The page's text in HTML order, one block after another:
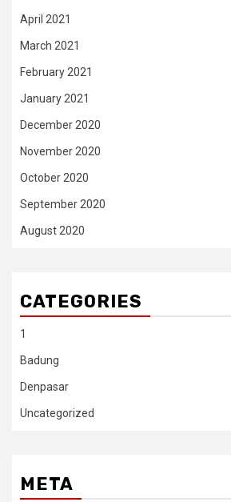
April 2021
March 2021
February 2021
January 2021
December 2020
November 2020
October 2020
September 2020
August 2020
CATEGORIES
1
Badung
Denpasar
Uncategorized
META